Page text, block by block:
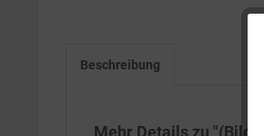
Beschreibung
Mehr Details zu